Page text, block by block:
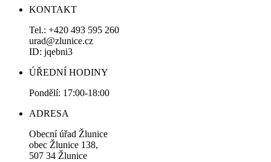
KONTAKT
Tel.: +420 493 595 260
urad@zlunice.cz
ID: jqebni3
ÚŘEDNÍ HODINY
Pondělí: 17:00-18:00
ADRESA
Obecní úřad Žlunice
obec Žlunice 138,
507 34 Žlunice